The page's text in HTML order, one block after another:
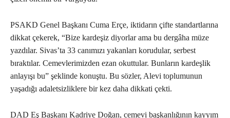
PSAKD Genel Başkanı Cuma Erçe, iktidarın çifte standartlarına
dikkat çekerek, “Bize kardeşiz diyorlar ama bu dergâha müze
yazdılar. Sivas’ta 33 canımızı yakanları korudular, serbest
bıraktılar. Cemevlerimizden ezan okuttular. Bunların kardeşlik
anlayışı bu” şeklinde konuştu. Bu sözler, Alevi toplumunun
yaşadığı adaletsizliklere bir kez daha dikkati çekti.
DAD Eş Başkanı Kadriye Doğan, cemevi başkanlığının kayyım